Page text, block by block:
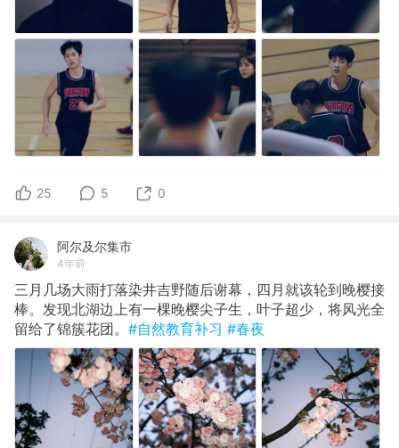
25 5 0
阿尔及尔集市
4年前
三月几场大雨打落染井吉野随后谢幕，四月就该轮到晚樱接
棒。发现北湖边上有一棵晚樱尖子生，叶子超少，将风光全
留给了锦簇花团。 #自然教育补习 #春夜